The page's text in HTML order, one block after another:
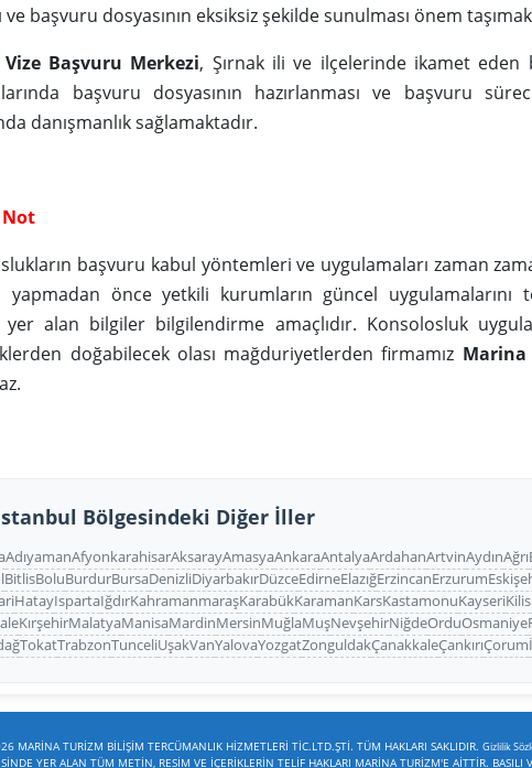
ve başvuru dosyasının eksiksiz şekilde sunulması önem
Başvuru Merkezi, Şırnak ili ve ilçelerinde ikamet eden
başvuru dosyasının hazırlanması ve başvuru
danışmanlık sağlamaktadır.
başvuru kabul yöntemleri ve uygulamaları zaman
yapmadan önce yetkili kurumların güncel
yer alan bilgiler bilgilendirme amaçlıdır. Konsolosluk
doğabilecek olası mağduriyetlerden firmamız Marina
Bölgesindeki Diğer İller
AdıyamanAfyonkarahisarAksarayAmasyaAnkaraAntalyaArdahanArtvinAydınAğrı
BitlisBoluBurdurBursaDenizliDiyarbakırDüzceEdirneElazığErzincanErzurum
HatayIspartaIğdırKahramanmaraşKarabükKaramanKarsKastamonuKayseriKilis
KırşehirMalatyaManisaMardinMersinMuğlaMuşNevşehirNiğdeOrduOsmaniye
TokatTrabzonTunceliUşakVanYalovaYozgatZonguldakÇanakkaleÇankırıÇorum
MARİNA TURİZM BİLİŞİM TERCÜMANLIK HİZMETLERİ TİC.LTD.ŞTİ. TÜM HAKLARI SAKLIDIR. Gizlilik
YER ALAN TÜM METİN, RESİM VE İÇERİKLERİN TELİF HAKLARI MARİNA TURİZM'E AİTTİR.